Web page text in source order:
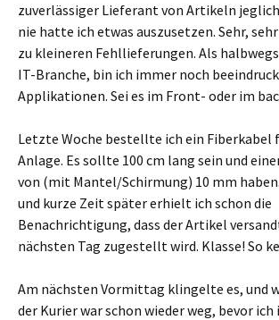
zuverlässiger Lieferant von Artikeln
nie hatte ich etwas auszusetzen. Sehr,
zu kleineren Fehllieferungen. Als
IT-Branche, bin ich immer noch
Applikationen. Sei es im Front- oder im
Letzte Woche bestellte ich ein Fiberkabel
Anlage. Es sollte 100 cm lang sein und
von (mit Mantel/Schirmung) 10 mm
und kurze Zeit später erhielt ich schon die
Benachrichtigung, dass der Artikel
nächsten Tag zugestellt wird. Klasse! So
Am nächsten Vormittag klingelte es, und
der Kurier war schon wieder weg, bevor ich